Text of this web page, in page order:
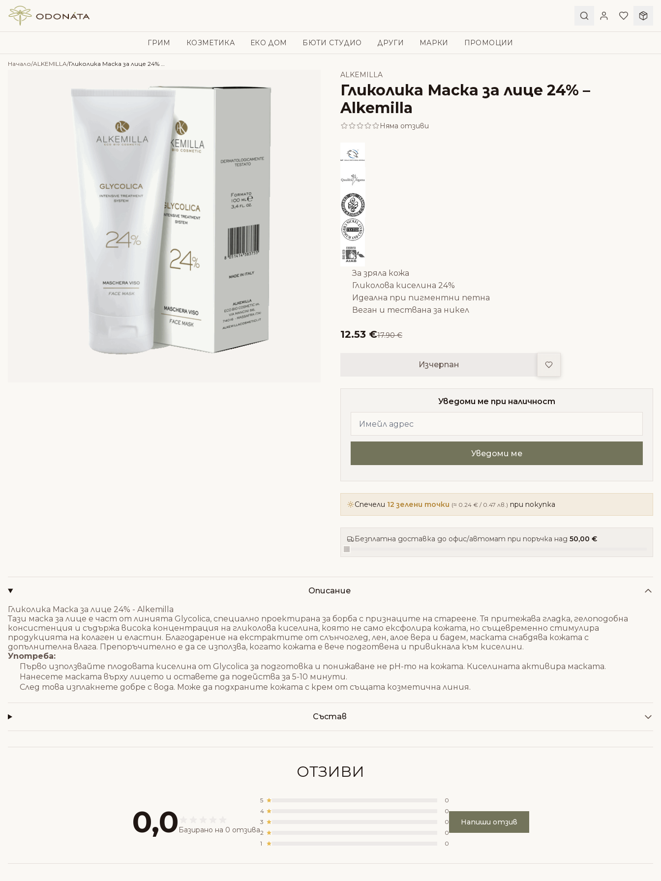
Skip to content
ГРИМ КОЗМЕТИКА ЕКО ДОМ БЮТИ СТУДИО ДРУГИ МАРКИ ПРОМОЦИИ
Начало/ALKEMILLA/ Гликолика Маска за лице 24% – Alkemilla
ALKEMILLA
Гликолика Маска за лице 24% –
Alkemilla
Няма отзиви
За зряла кожа
Гликолова киселина 24%
Идеална при пигментни петна
Веган и тествана за никел
12.53 €17.90 €
Изчерпан Добави в любими
Уведоми ме при наличност
Спечели 12 зелени точки (≈ 0.24 € / 0.47 лв.) при покупка
Безплатна доставка до офис/автомат при поръчка над 50,00 €
Описание
Гликолика Маска за лице 24% - Alkemilla
Тази маска за лице е част от линията Glycolica, специално проектирана за борба с признаците на стареене. Тя притежава гладка, гелоподобна
консистенция и съдържа висока концентрация на гликолова киселина, която не само ексфолира кожата, но същевременно стимулира
продукцията на колаген и еластин. Благодарение на екстрактите от слънчоглед, лен, алое вера и бадем, маската снабдява кожата с
допълнителна влага. Препоръчително е да се използва, когато кожата е вече подготвена и привикнала към киселини.
Употреба:
Първо използвайте плодовата киселина от Glycolica за подготовка и понижаване не pH-то на кожата. Киселината активира маската.
Нанесете маската върху лицето и оставете да подейства за 5-10 минути.
След това изплакнете добре с вода. Може да подхраните кожата с крем от същата козметична линия.
Състав
ОТЗИВИ
0,0 Базирано на 0 отзива
5
0
4
0
3
0
2
0
1
0
Напиши отзив